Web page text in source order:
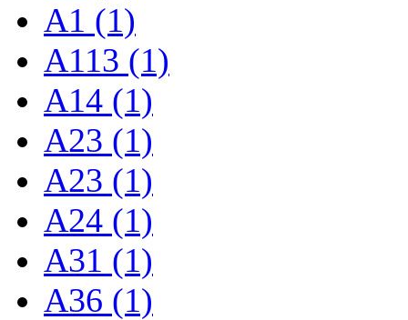
A1 (1)
A113 (1)
A14 (1)
A23 (1)
A23 (1)
A24 (1)
A31 (1)
A36 (1)